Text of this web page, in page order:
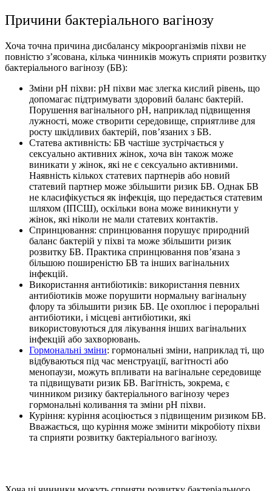
Причини бактеріального вагінозу
Хоча точна причина дисбалансу мікроорганізмів піхви не
повністю з’ясована, кілька чинників можуть сприяти розвитку
бактеріального вагінозу (БВ):
Зміни pH піхви: pH піхви має злегка кислий рівень, що
допомагає підтримувати здоровий баланс бактерій.
Порушення вагінального pH, наприклад підвищення
лужності, може створити середовище, сприятливе для
росту шкідливих бактерій, пов’язаних з БВ.
Статева активність: БВ частіше зустрічається у
сексуально активних жінок, хоча він також може
виникати у жінок, які не є сексуально активними.
Наявність кількох статевих партнерів або новий
статевий партнер може збільшити ризик БВ. Однак БВ
не класифікується як інфекція, що передається статевим
шляхом (ІПСШ), оскільки вона може виникнути у
жінок, які ніколи не мали статевих контактів.
Спринцювання: спринцювання порушує природний
баланс бактерій у піхві та може збільшити ризик
розвитку БВ. Практика спринцювання пов’язана з
більшою поширеністю БВ та інших вагінальних
інфекцій.
Використання антибіотиків: використання певних
антибіотиків може порушити нормальну вагінальну
флору та збільшити ризик БВ. Це охоплює і пероральні
антибіотики, і місцеві антибіотики, які
використовуються для лікування інших вагінальних
інфекцій або захворювань.
Гормональні зміни: гормональні зміни, наприклад ті, що
відбуваються під час менструації, вагітності або
менопаузи, можуть впливати на вагінальне середовище
та підвищувати ризик БВ. Вагітність, зокрема, є
чинником ризику бактеріального вагінозу через
гормональні коливання та зміни pH піхви.
Куріння: куріння асоціюється з підвищеним ризиком БВ.
Вважається, що куріння може змінити мікробіоту піхви
та сприяти розвитку бактеріального вагінозу.